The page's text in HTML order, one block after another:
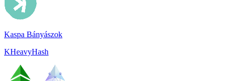
Kaspa Bányászok
KHeavyHash